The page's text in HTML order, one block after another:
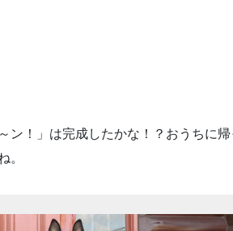
ン！」は完成したかな！？おうちに
。